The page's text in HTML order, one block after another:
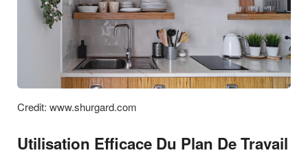
Credit: www.shurgard.com
Utilisation Efficace Du Plan De Travail